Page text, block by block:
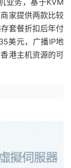
业务，基于KVM
家提供两款比较
套餐折扣后年付
美元，广播IP地
港主机资源的可